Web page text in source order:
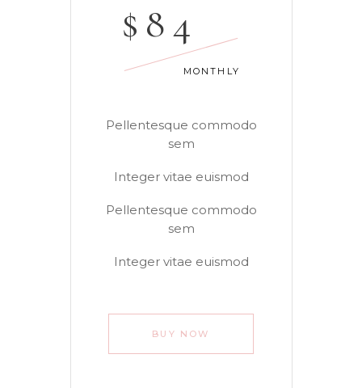
$ 84
MONTHLY
Pellentesque commodo
sem
Integer vitae euismod
Pellentesque commodo
sem
Integer vitae euismod
BUY NOW